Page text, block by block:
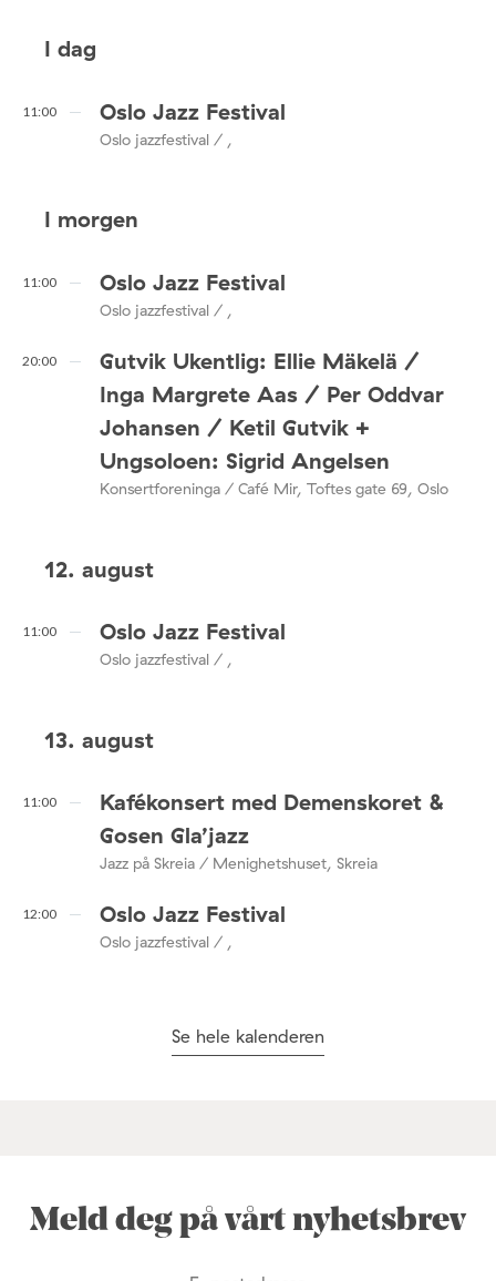
I dag
11:00 Oslo Jazz Festival
Oslo jazzfestival / ,
I morgen
11:00 Oslo Jazz Festival
Oslo jazzfestival / ,
20:00
Gutvik Ukentlig: Ellie Mäkelä /
Inga Margrete Aas / Per Oddvar
Johansen / Ketil Gutvik +
Ungsoloen: Sigrid Angelsen
Konsertforeninga / Café Mir, Toftes gate 69, Oslo
12. august
11:00 Oslo Jazz Festival
Oslo jazzfestival / ,
13. august
11:00
Kafékonsert med Demenskoret &
Gosen Gla’jazz
Jazz på Skreia / Menighetshuset, Skreia
12:00 Oslo Jazz Festival
Oslo jazzfestival / ,
Se hele kalenderen
Meld deg på vårt nyhetsbrev